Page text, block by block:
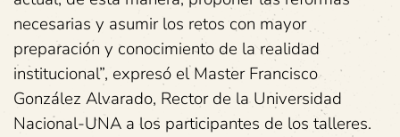
necesarias y asumir los retos con mayor
preparación y conocimiento de la realidad
institucional”, expresó el Master Francisco
González Alvarado, Rector de la Universidad
Nacional-UNA a los participantes de los talleres.